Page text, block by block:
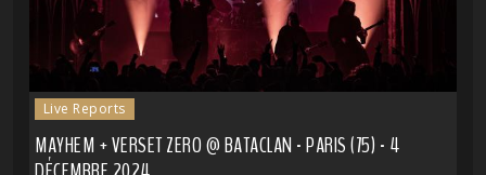
Live Reports
MAYHEM + VERSET ZERO @ BATACLAN - PARIS (75) - 4